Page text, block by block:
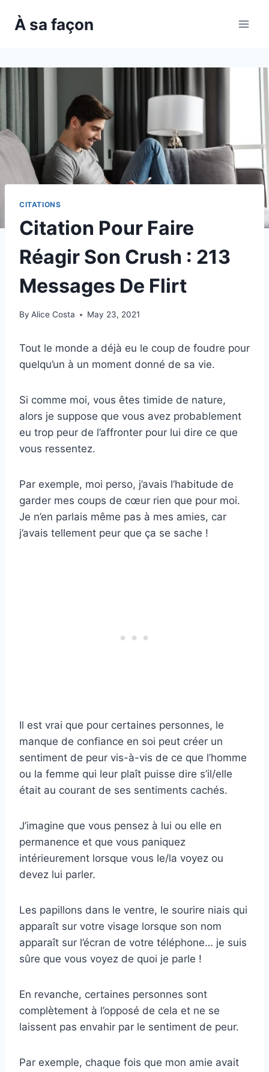
À sa façon
CITATIONS
Citation Pour Faire
Réagir Son Crush : 213
Messages De Flirt
By Alice Costa May 23, 2021
Tout le monde a déjà eu le coup de foudre pour
quelqu’un à un moment donné de sa vie.
Si comme moi, vous êtes timide de nature,
alors je suppose que vous avez probablement
eu trop peur de l’affronter pour lui dire ce que
vous ressentez.
Par exemple, moi perso, j’avais l’habitude de
garder mes coups de cœur rien que pour moi.
Je n’en parlais même pas à mes amies, car
j’avais tellement peur que ça se sache !
Il est vrai que pour certaines personnes, le
manque de confiance en soi peut créer un
sentiment de peur vis-à-vis de ce que l’homme
ou la femme qui leur plaît puisse dire s’il/elle
était au courant de ses sentiments cachés.
J’imagine que vous pensez à lui ou elle en
permanence et que vous paniquez
intérieurement lorsque vous le/la voyez ou
devez lui parler.
Les papillons dans le ventre, le sourire niais qui
apparaît sur votre visage lorsque son nom
apparaît sur l’écran de votre téléphone… je suis
sûre que vous voyez de quoi je parle !
En revanche, certaines personnes sont
complètement à l’opposé de cela et ne se
laissent pas envahir par le sentiment de peur.
Par exemple, chaque fois que mon amie avait